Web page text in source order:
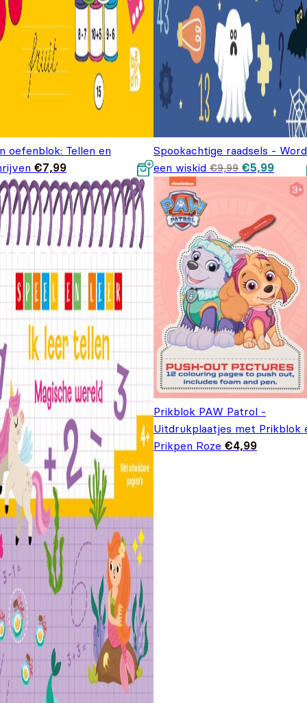
oefenblok: Tellen en
€7,99
Spookachtige raadsels - Word
een wiskid €9,99 prijs was:
€5,99
prijs
Prikblok PAW Patrol -
Uitdrukplaatjes met Prikblok
Prikpen Roze €4,99